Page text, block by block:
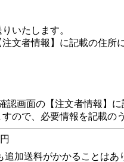
いたします。
文者情報】に記載の住
認画面の【注文者情報】
ので、必要情報を記載の
加送料がかかることはあ